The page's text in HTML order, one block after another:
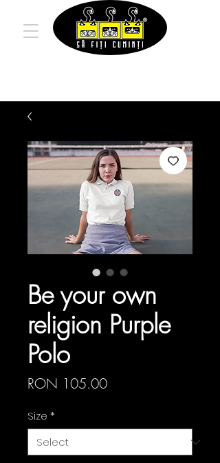
Be your own
religion Purple
Polo
RON 105.00Price
Size *